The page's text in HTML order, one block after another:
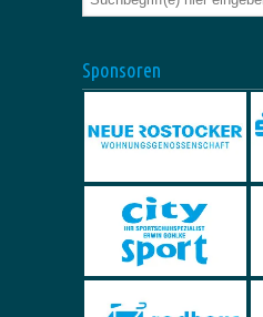
Sponsoren